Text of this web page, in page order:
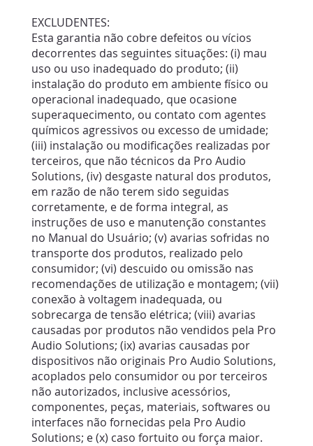
EXCLUDENTES:
Esta garantia não cobre defeitos ou vícios
decorrentes das seguintes situações: (i) mau
uso ou uso inadequado do produto; (ii)
instalação do produto em ambiente físico ou
operacional inadequado, que ocasione
superaquecimento, ou contato com agentes
químicos agressivos ou excesso de umidade;
(iii) instalação ou modificações realizadas por
terceiros, que não técnicos da Pro Audio
Solutions, (iv) desgaste natural dos produtos,
em razão de não terem sido seguidas
corretamente, e de forma integral, as
instruções de uso e manutenção constantes
no Manual do Usuário; (v) avarias sofridas no
transporte dos produtos, realizado pelo
consumidor; (vi) descuido ou omissão nas
recomendações de utilização e montagem; (vii)
conexão à voltagem inadequada, ou
sobrecarga de tensão elétrica; (viii) avarias
causadas por produtos não vendidos pela Pro
Audio Solutions; (ix) avarias causadas por
dispositivos não originais Pro Audio Solutions,
acoplados pelo consumidor ou por terceiros
não autorizados, inclusive acessórios,
componentes, peças, materiais, softwares ou
interfaces não fornecidas pela Pro Audio
Solutions; e (x) caso fortuito ou força maior.